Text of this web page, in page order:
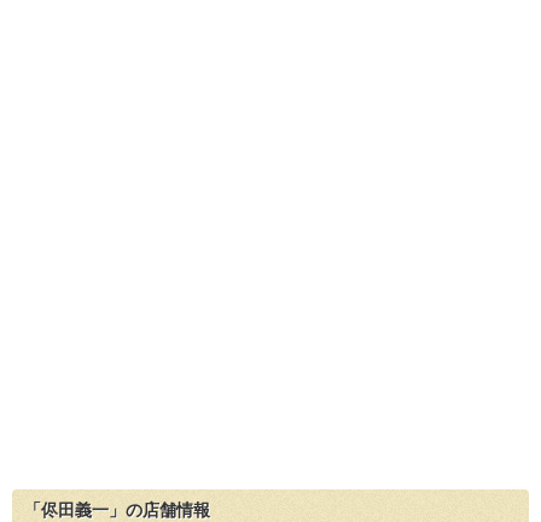
「侭田義一」の店舗情報